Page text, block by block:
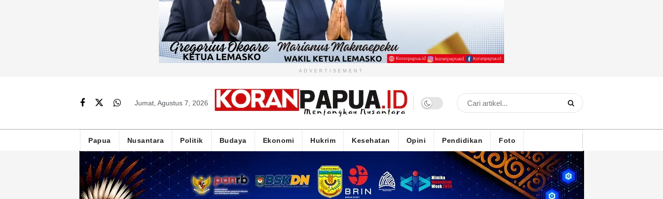
ADVERTISEMENT
Jumat, Agustus 7, 2026
Papua Nusantara Politik Budaya Ekonomi Hukrim Kesehatan Opini Pendidikan Foto